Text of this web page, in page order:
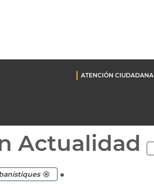
ATENCIÓN CIUDADANA
Actualidad
.